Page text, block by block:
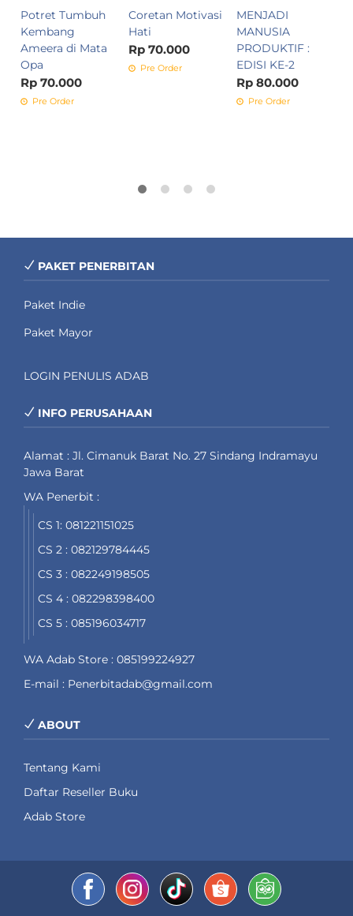
Potret Tumbuh
Kembang
Ameera di Mata
Opa
Rp 70.000
Pre Order
Coretan Motivasi
Hati
Rp 70.000
Pre Order
MENJADI
MANUSIA
PRODUKTIF :
EDISI KE-2
Rp 80.000
Pre Order
PAKET PENERBITAN
Paket Indie
Paket Mayor
LOGIN PENULIS ADAB
INFO PERUSAHAAN
Alamat : Jl. Cimanuk Barat No. 27 Sindang Indramayu
Jawa Barat
WA Penerbit :
CS 1: 081221151025
CS 2 : 082129784445
CS 3 : 082249198505
CS 4 : 082298398400
CS 5 : 085196034717
WA Adab Store : 085199224927
E-mail : Penerbitadab@gmail.com
ABOUT
Tentang Kami
Daftar Reseller Buku
Adab Store